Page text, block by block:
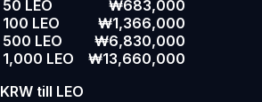
50 LEO
₩683,000
100 LEO
₩1,366,000
500 LEO
₩6,830,000
1,000 LEO
₩13,660,000
KRW till LEO